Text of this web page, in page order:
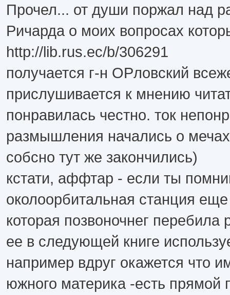
Прочел... от души поржал над
Ричарда о моих вопросах
http://lib.rus.ec/b/306291
получается г-н ОРловский
прислушивается к мнению
понравилась честно. ток
размышления начались о
собсно тут же закончились)
кстати, аффтар - если ты
околоорбитальная станция
которая позвоночнег перебила
ее в следующей книге
например вдруг окажется что
южного материка -есть прямой